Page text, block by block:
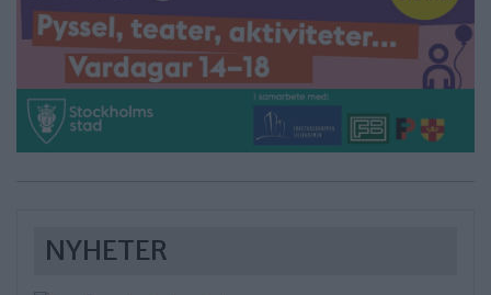
NYHETER